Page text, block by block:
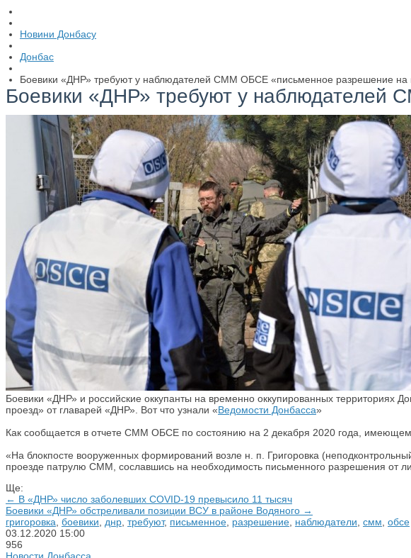
Новини Донбасу
Донбас
Боевики «ДНР» требуют у наблюдателей СММ ОБСЕ «письменное разрешение на
Боевики «ДНР» требуют у наблюдателей
Боевики «ДНР» и российские оккупанты на временно оккупированных
проезд» от главарей «ДНР». Вот что узнали «Ведомости Донбасса»
Как сообщается в отчете СММ ОБСЕ по состоянию на 2 декабря 2020 года,
«На блокпосте вооруженных формирований возле н. п. Григоровка
проезде патрулю СММ, сославшись на необходимость письменного разрешения от
Ще:
← В «ДНР» число заболевших COVID-19 превысило 11 тысяч
Боевики «ДНР» обстреливали позиции ВСУ в районе Водяного →
григоровка боевики днр требуют, письменное разрешение наблюдатели смм обсе
03.12.2020 15:00
956